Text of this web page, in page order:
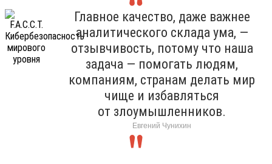
Главное качество, даже важнее
аналитического склада ума, —
отзывчивость, потому что наша
задача — помогать людям,
компаниям, странам делать мир
чище и избавляться
от злоумышленников.
Евгений Чунихин